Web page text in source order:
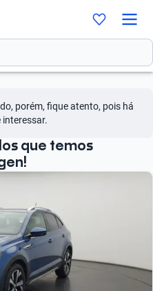
porém, fique atento, pois há
que temos